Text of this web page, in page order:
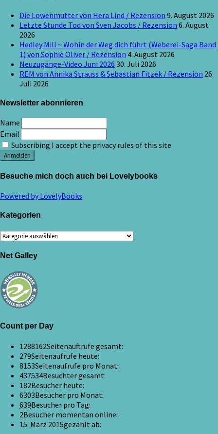
Die Löwenmutter von Hera Lind / Rezension 9. August 2026
Letzte Stunde Tod von Sven Jacobs / Rezension 6. August
2026
Hedley Mill ~ Wohin der Weg dich führt (Weberei-Saga Band
1) von Sophie Oliver / Rezension 4. August 2026
Neuzugänge-Video Juni 2026 30. Juli 2026
REM von Annika Strauss & Sebastian Fitzek / Rezension 26.
Juli 2026
Newsletter abonnieren
Name
Email
Subscribing I accept the privacy rules of this site
Besuche mich doch auch bei Lovelybooks
Powered by LovelyBooks
Kategorien
Kategorien
Net Galley
Count per Day
1288162Seitenauftrufe gesamt:
279Seitenaufrufe heute:
8153Seitenaufrufe pro Monat:
437534Besuchter gesamt:
182Besucher heute:
6303Besucher pro Monat:
639Besucher pro Tag:
2Besucher momentan online:
15. März 2015gezählt ab: